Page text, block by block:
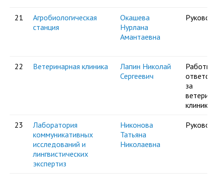
21
Агробиологическая
станция
Окашева
Нурлана
Амантаевна
22 Ветеринарная клиника
Лапин Николай
Сергеевич
Работник
за
клинику
23
Лаборатория
коммуникативных
исследований и
лингвистических
экспертиз
Никонова
Татьяна
Николаевна